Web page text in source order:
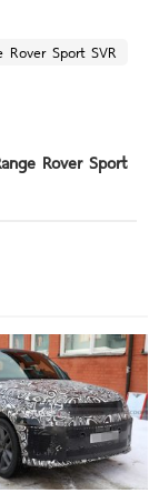
Rover Sport SVR
Rover Sport